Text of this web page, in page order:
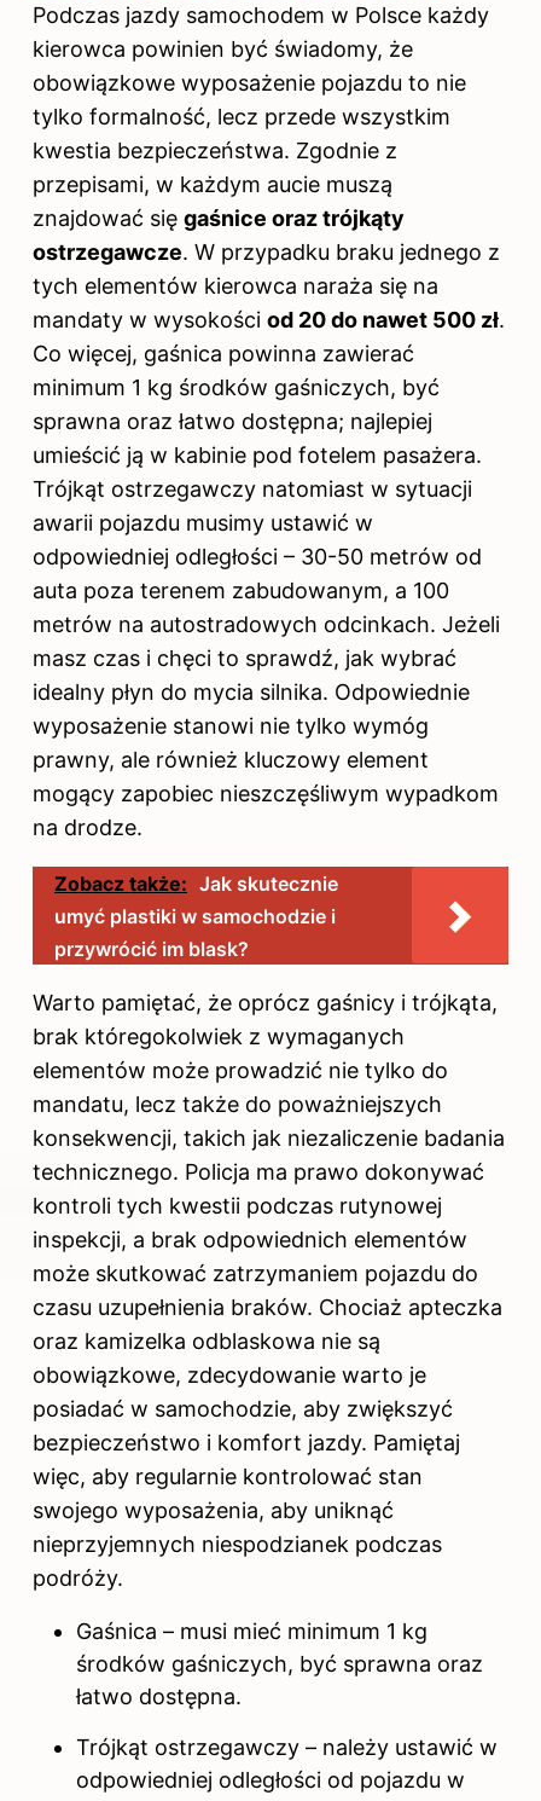
Podczas jazdy samochodem w Polsce każdy
kierowca powinien być świadomy, że
obowiązkowe wyposażenie pojazdu to nie
tylko formalność, lecz przede wszystkim
kwestia bezpieczeństwa. Zgodnie z
przepisami, w każdym aucie muszą
znajdować się gaśnice oraz trójkąty
ostrzegawcze. W przypadku braku jednego z
tych elementów kierowca naraża się na
mandaty w wysokości od 20 do nawet 500 zł.
Co więcej, gaśnica powinna zawierać
minimum 1 kg środków gaśniczych, być
sprawna oraz łatwo dostępna; najlepiej
umieścić ją w kabinie pod fotelem pasażera.
Trójkąt ostrzegawczy natomiast w sytuacji
awarii pojazdu musimy ustawić w
odpowiedniej odległości – 30-50 metrów od
auta poza terenem zabudowanym, a 100
metrów na autostradowych odcinkach. Jeżeli
masz czas i chęci to sprawdź, jak wybrać
idealny płyn do mycia silnika. Odpowiednie
wyposażenie stanowi nie tylko wymóg
prawny, ale również kluczowy element
mogący zapobiec nieszczęśliwym wypadkom
na drodze.
Zobacz także: Jak skutecznie
umyć plastiki w samochodzie i
przywrócić im blask?
Warto pamiętać, że oprócz gaśnicy i trójkąta,
brak któregokolwiek z wymaganych
elementów może prowadzić nie tylko do
mandatu, lecz także do poważniejszych
konsekwencji, takich jak niezaliczenie badania
technicznego. Policja ma prawo dokonywać
kontroli tych kwestii podczas rutynowej
inspekcji, a brak odpowiednich elementów
może skutkować zatrzymaniem pojazdu do
czasu uzupełnienia braków. Chociaż apteczka
oraz kamizelka odblaskowa nie są
obowiązkowe, zdecydowanie warto je
posiadać w samochodzie, aby zwiększyć
bezpieczeństwo i komfort jazdy. Pamiętaj
więc, aby regularnie kontrolować stan
swojego wyposażenia, aby uniknąć
nieprzyjemnych niespodzianek podczas
podróży.
Gaśnica – musi mieć minimum 1 kg
środków gaśniczych, być sprawna oraz
łatwo dostępna.
Trójkąt ostrzegawczy – należy ustawić w
odpowiedniej odległości od pojazdu w